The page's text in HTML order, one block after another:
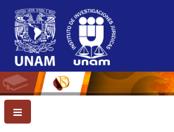
Navegación
principal
Contenido
principal
Barra
lateral